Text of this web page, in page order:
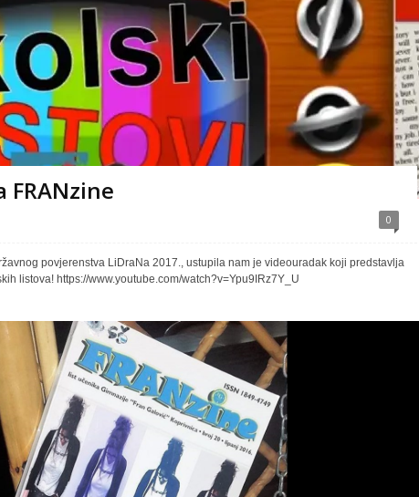
FRANzine
0
povjerenstva LiDraNa 2017., ustupila nam je videouradak koji predstavlja
listova! https://www.youtube.com/watch?v=Ypu9IRz7Y_U